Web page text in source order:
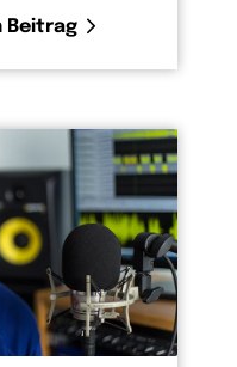
Beitrag